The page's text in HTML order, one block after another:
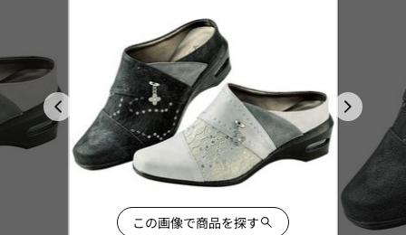
この画像で商品を探す